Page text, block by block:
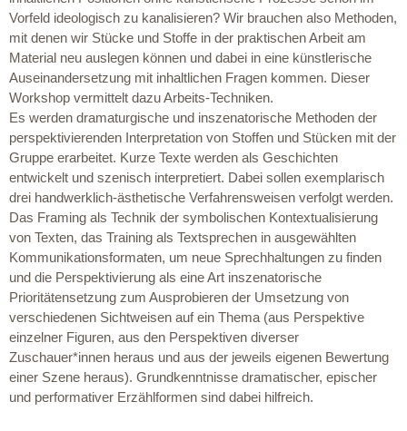
Vorfeld ideologisch zu kanalisieren? Wir brauchen also Methoden,
mit denen wir Stücke und Stoffe in der praktischen Arbeit am
Material neu auslegen können und dabei in eine künstlerische
Auseinandersetzung mit inhaltlichen Fragen kommen. Dieser
Workshop vermittelt dazu Arbeits-Techniken.
Es werden dramaturgische und inszenatorische Methoden der
perspektivierenden Interpretation von Stoffen und Stücken mit der
Gruppe erarbeitet. Kurze Texte werden als Geschichten
entwickelt und szenisch interpretiert. Dabei sollen exemplarisch
drei handwerklich-ästhetische Verfahrensweisen verfolgt werden.
Das Framing als Technik der symbolischen Kontextualisierung
von Texten, das Training als Textsprechen in ausgewählten
Kommunikationsformaten, um neue Sprechhaltungen zu finden
und die Perspektivierung als eine Art inszenatorische
Prioritätensetzung zum Ausprobieren der Umsetzung von
verschiedenen Sichtweisen auf ein Thema (aus Perspektive
einzelner Figuren, aus den Perspektiven diverser
Zuschauer*innen heraus und aus der jeweils eigenen Bewertung
einer Szene heraus). Grundkenntnisse dramatischer, epischer
und performativer Erzählformen sind dabei hilfreich.